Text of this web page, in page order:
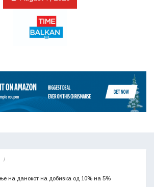
на данокот на добивка од 10% на 5%